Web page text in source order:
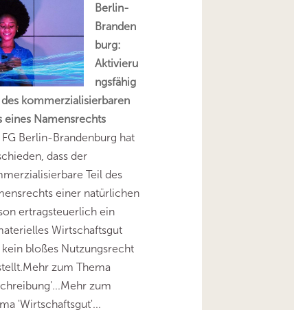
Berlin-
Branden
burg:
Aktivieru
ngsfähig
kommerzialisierbaren
eines Namensrechts
FG Berlin-Brandenburg hat
dass der
Teil des
einer natürlichen
ertragsteuerlich ein
Wirtschaftsgut
kein bloßes Nutzungsrecht
zum Thema
zum
'Wirtschaftsgut'...